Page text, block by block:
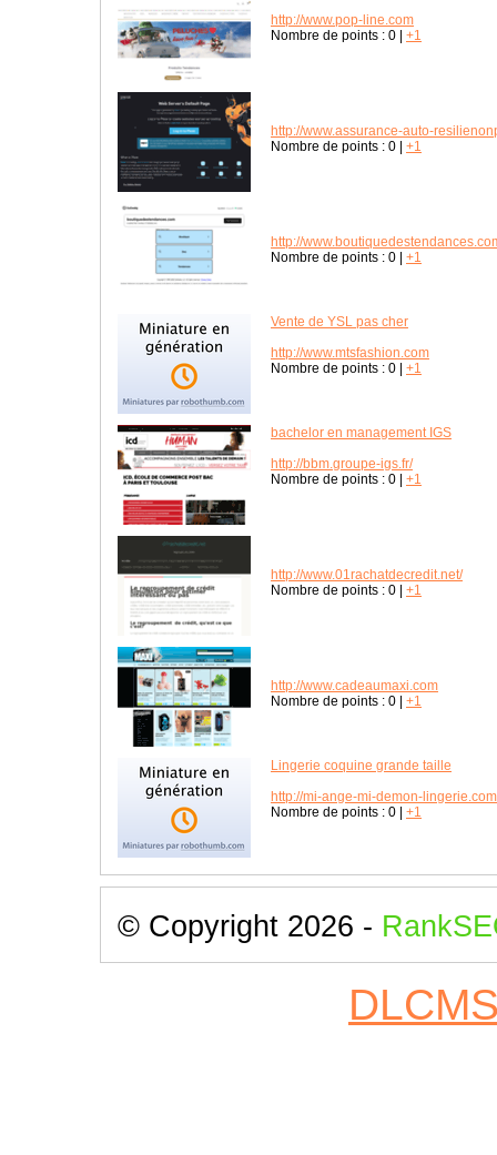
http://www.pop-line.com
Nombre de points : 0 +1
http://www.assurance-auto-
Nombre de points : 0 +1
http://
Nombre de points : 0 +1
Vente de YSL pas cher
http://www.mtsfashion.com
Nombre de points : 0 +1
bachelor en management IGS
http://bbm.groupe-igs.fr/
Nombre de points : 0 +1
http://www.01rachatdecredit.net/
Nombre de points : 0 +1
http://www.cadeaumaxi.com
Nombre de points : 0 +1
Lingerie coquine grande taille
http://mi-ange-mi-demon-
Nombre de points : 0 +1
© Copyright 2026 -